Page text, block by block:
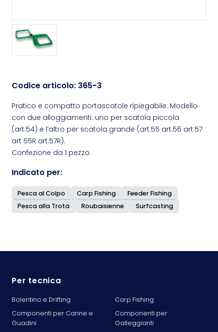
Codice articolo: 365-3
Pratico e compatto portascatole ripiegabile. Modello
con due alloggiamenti: uno per scatola piccola
(art.54) e l’altro per scatola grande (art.55 art.56 art.57
art 55R art.57R).
Confezione da 1 pezzo.
Indicato per:
Pesca al Colpo Carp Fishing
Feeder Fishing
Pesca alla Trota
Roubaisienne Surfcasting
Per tecnica
Bolentino e Drifting
Carp Fishing
Componenti per Canne e
Guadini
Componenti per
Galleggianti